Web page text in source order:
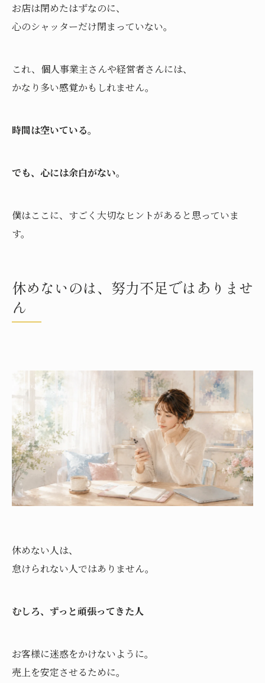
お店は閉めたはずなのに、
心のシャッターだけ閉まっていない。
これ、個人事業主さんや経営者さんには、
かなり多い感覚かもしれません。
時間は空いている。
でも、心には余白がない。
僕はここに、すごく大切なヒントがあると思っていま
す。
休めないのは、努力不足ではありませ
ん
休めない人は、
怠けられない人ではありません。
むしろ、ずっと頑張ってきた人
お客様に迷惑をかけないように。
売上を安定させるために。